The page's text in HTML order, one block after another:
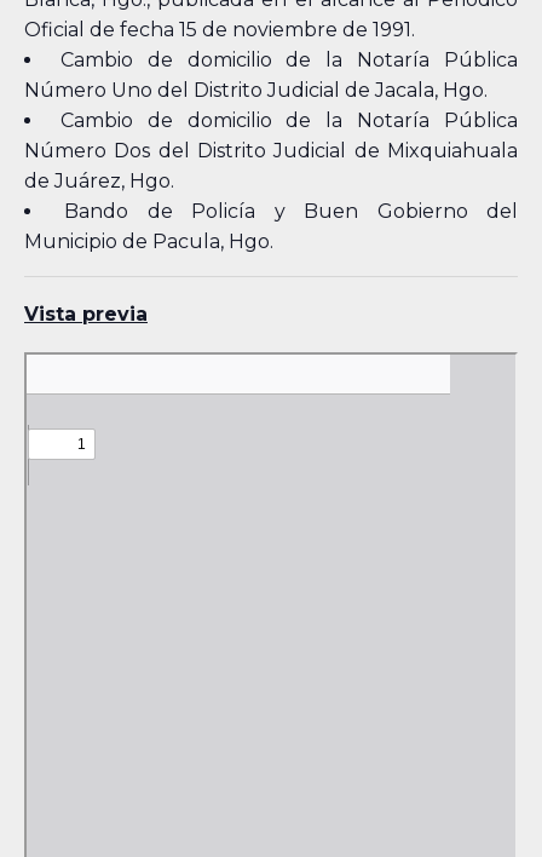
Oficial de fecha 15 de noviembre de 1991.
Cambio de domicilio de la Notaría Pública
Número Uno del Distrito Judicial de Jacala, Hgo.
Cambio de domicilio de la Notaría Pública
Número Dos del Distrito Judicial de Mixquiahuala
de Juárez, Hgo.
Bando de Policía y Buen Gobierno del
Municipio de Pacula, Hgo.
Vista previa
Skip
PDF
content